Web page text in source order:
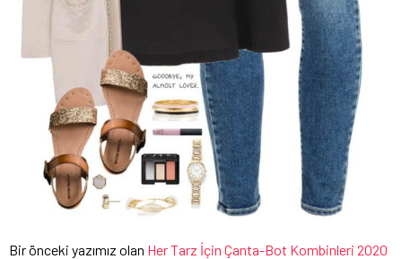
Bir önceki yazımız olan Her Tarz İçin Çanta-Bot Kombinleri 2020